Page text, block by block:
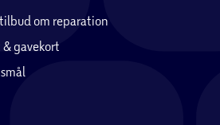
om reparation
gavekort